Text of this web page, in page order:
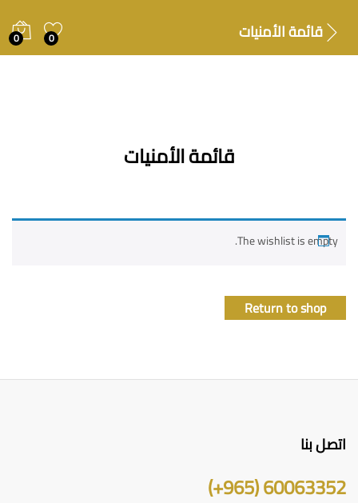
قائمة الأمنيات 0
0
قائمة الأمنيات
The wishlist is empty.
Return to shop
اتصل بنا
60063352 (965+)